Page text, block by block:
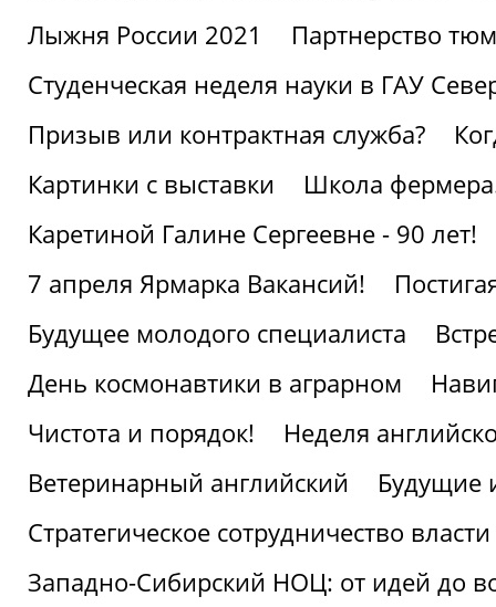
Лыжня России 2021
Партнерство
Студенческая неделя науки в ГАУ
Призыв или контрактная служба?
Картинки с выставки
Школа
Каретиной Галине Сергеевне - 90 лет!
7 апреля Ярмарка Вакансий!
Будущее молодого специалиста
День космонавтики в аграрном
Чистота и порядок!
Неделя
Ветеринарный английский
Будущие
Стратегическое сотрудничество
Западно-Сибирский НОЦ: от идей до